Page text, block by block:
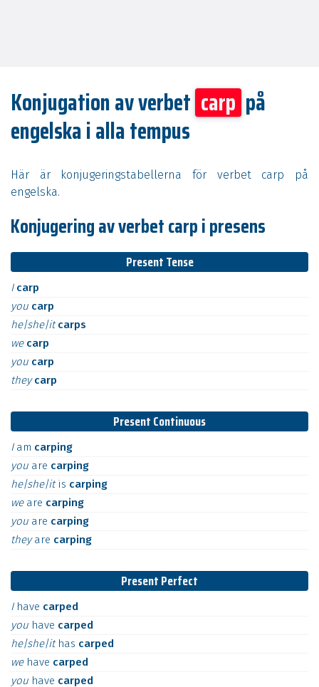
Konjugation av verbet carp på
engelska i alla tempus
Här är konjugeringstabellerna för verbet carp på
engelska.
Konjugering av verbet carp i presens
Present Tense
I carp
you carp
he|she|itcarps
we carp
you carp
theycarp
Present Continuous
I am carping
you are carping
he|she|itis carping
we are carping
you are carping
theyare carping
Present Perfect
I have carped
you have carped
he|she|it has carped
we have carped
you have carped